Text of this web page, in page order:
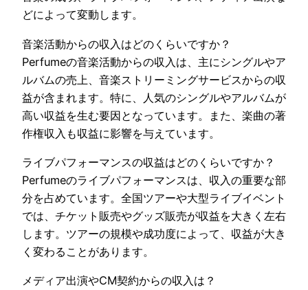
どによって変動します。
音楽活動からの収入はどのくらいですか？
Perfumeの音楽活動からの収入は、主にシングルやア
ルバムの売上、音楽ストリーミングサービスからの収
益が含まれます。特に、人気のシングルやアルバムが
高い収益を生む要因となっています。また、楽曲の著
作権収入も収益に影響を与えています。
ライブパフォーマンスの収益はどのくらいですか？
Perfumeのライブパフォーマンスは、収入の重要な部
分を占めています。全国ツアーや大型ライブイベント
では、チケット販売やグッズ販売が収益を大きく左右
します。ツアーの規模や成功度によって、収益が大き
く変わることがあります。
メディア出演やCM契約からの収入は？